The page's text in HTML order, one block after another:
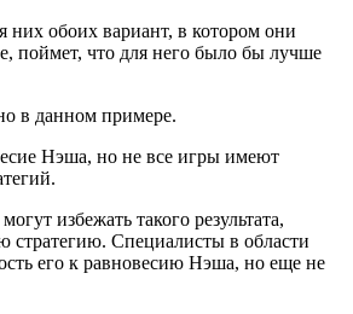
них обоих вариант, в котором они
поймет, что для него было бы лучше
в данном примере.
Нэша, но не все игры имеют
избежать такого результата,
стратегию. Специалисты в области
его к равновесию Нэша, но еще не